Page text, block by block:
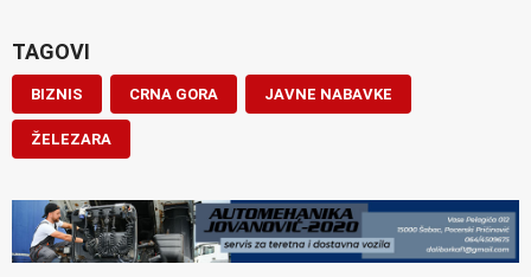
TAGOVI
BIZNIS CRNA GORA JAVNE NABAVKE
ŽELEZARA